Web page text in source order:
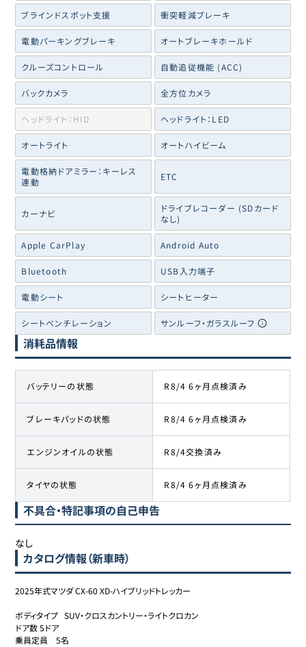
ブラインドスポット支援 衝突軽減ブレーキ
電動パーキングブレーキ オートブレーキホールド
クルーズコントロール 自動追従機能 (ACC)
バックカメラ 全方位カメラ
ヘッドライト：HID ヘッドライト：LED
オートライト オートハイビーム
電動格納ドアミラー：キーレス
連動
ETC
カーナビ
ドライブレコーダー (SDカード
なし)
Apple CarPlay Android Auto
Bluetooth USB入力端子
電動シート シートヒーター
シートベンチレーション サンルーフ・ガラスルーフ
消耗品情報
バッテリーの状態 R8/4 6ヶ月点検済み
ブレーキパッドの状態 R8/4 6ヶ月点検済み
エンジンオイルの状態 R8/4交換済み
タイヤの状態 R8/4 6ヶ月点検済み
不具合・特記事項の自己申告
なし
カタログ情報（新車時）
2025年式マツダ CX-60 XD-ハイブリッドトレッカー
ボディタイプ	SUV・クロスカントリー・ライトクロカン
ドア数	5ドア
乗員定員	5名